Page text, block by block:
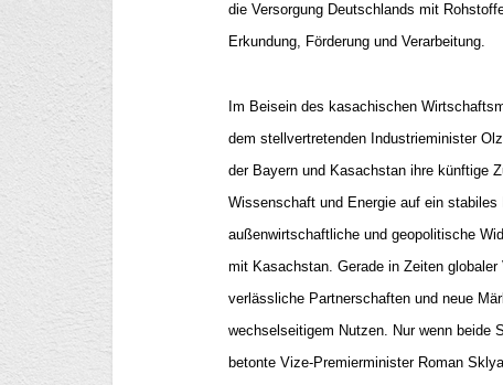
die Versorgung Deutschlands mit
Erkundung, Förderung und Verarbeitung.
Im Beisein des kasachischen
dem stellvertretenden Industrieminister
der Bayern und Kasachstan ihre künftige
Wissenschaft und Energie auf ein
außenwirtschaftliche und geopolitische
mit Kasachstan. Gerade in Zeiten
verlässliche Partnerschaften und neue
wechselseitigem Nutzen. Nur wenn beide
betonte Vize-Premierminister Roman